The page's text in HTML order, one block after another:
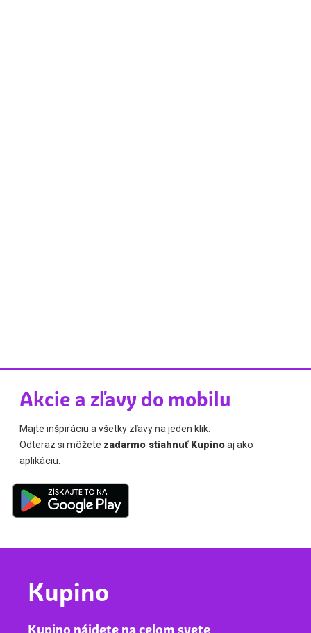
Akcie a zľavy do mobilu
Majte inšpiráciu a všetky zľavy na jeden klik.
Odteraz si môžete zadarmo stiahnuť Kupinoaj ako
aplikáciu.
Kupino
Kupino nájdete na celom svete